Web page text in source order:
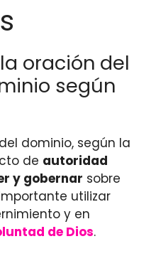
oración del
según
dominio, según la
de autoridad
y gobernar sobre
utilizar
y en
de Dios.